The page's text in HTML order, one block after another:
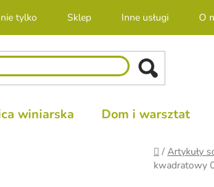
nie tylko Sklep Inne usługi O
winiarska Dom i warsztat
Home
/ Artykuły
kwadratowy